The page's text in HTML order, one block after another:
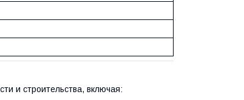
и строительства, включая: